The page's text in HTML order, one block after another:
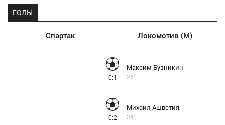
ГОЛЫ
Спартак Локомотив (М)
0:1
Максим Бузникин
26'
0:2
Михаил Ашветия
34'